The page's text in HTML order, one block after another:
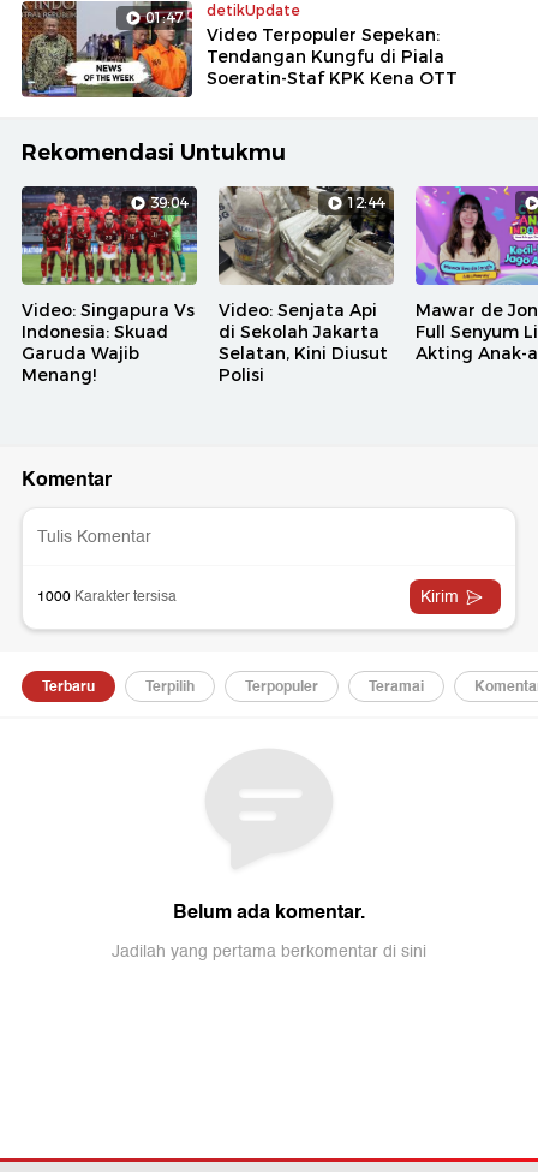
01:47 detikUpdate
Video Terpopuler Sepekan:
Tendangan Kungfu di Piala
Soeratin-Staf KPK Kena OTT
Rekomendasi Untukmu
39:04
Video: Singapura Vs
Indonesia: Skuad
Garuda Wajib
Menang!
12:44
Video: Senjata Api
di Sekolah Jakarta
Selatan, Kini Diusut
Polisi
Mawar de
Full Senyum
Akting Anak-